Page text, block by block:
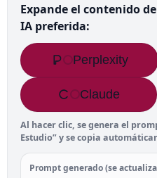
Expande el contenido
IA preferida:
Perplexity
Claude
Al hacer clic, se genera el
Estudio” y se copia
Prompt generado (se